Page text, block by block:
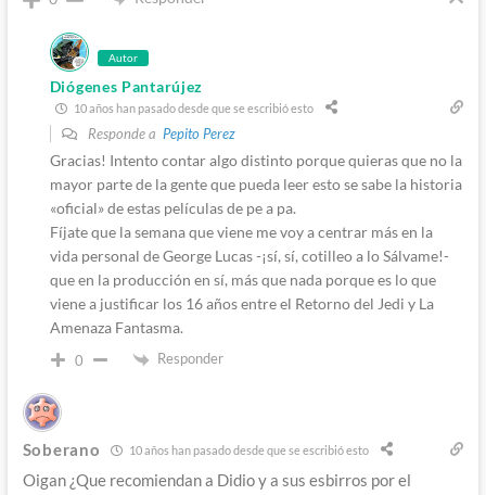
Autor
Diógenes Pantarújez
10 años han pasado desde que se escribió esto
Responde a Pepito Perez
Gracias! Intento contar algo distinto porque quieras que no la
mayor parte de la gente que pueda leer esto se sabe la historia
«oficial» de estas películas de pe a pa.
Fíjate que la semana que viene me voy a centrar más en la
vida personal de George Lucas -¡sí, sí, cotilleo a lo Sálvame!-
que en la producción en sí, más que nada porque es lo que
viene a justificar los 16 años entre el Retorno del Jedi y La
Amenaza Fantasma.
0 Responder
Soberano 10 años han pasado desde que se escribió esto
Oigan ¿Que recomiendan a Didio y a sus esbirros por el